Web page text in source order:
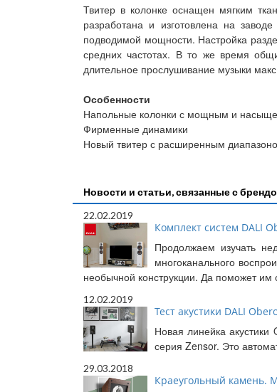
Твитер в колонке оснащен мягким
разработана и изготовлена на
подводимой мощности. Настройка
средних частотах. В то же время
длительное прослушивание музыки
Особенности
Напольные колонки с мощным и
Фирменные динамики
Новый твитер с расширенным
Новости и статьи, связанные с
22.02.2019
Комплект систем DALI
Продолжаем изучать
многоканального
необычной конструкции. Да поможет им
12.02.2019
Тест акустики DALI
Новая линейка
серия Zensor. Это
29.03.2018
Краеугольный камень.